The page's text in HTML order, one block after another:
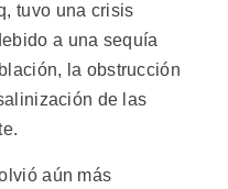
tuvo una crisis
a una sequía
la obstrucción
de las
aún más